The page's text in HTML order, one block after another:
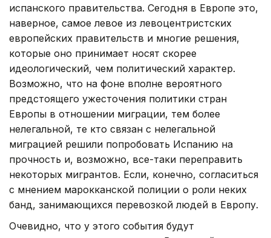
испанского правительства. Сегодня в Европе это,
наверное, самое левое из левоцентристских
европейских правительств и многие решения,
которые оно принимает носят скорее
идеологический, чем политический характер.
Возможно, что на фоне вполне вероятного
предстоящего ужесточения политики стран
Европы в отношении миграции, тем более
нелегальной, те кто связан с нелегальной
миграцией решили попробовать Испанию на
прочность и, возможно, все-таки переправить
некоторых мигрантов. Если, конечно, согласиться
с мнением марокканской полиции о роли неких
банд, занимающихся перевозкой людей в Европу.
Очевидно, что у этого события будут